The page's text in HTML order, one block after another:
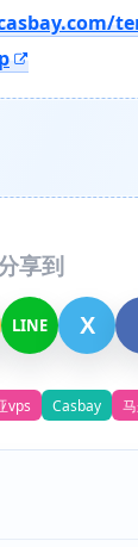
享到
LINE X
vps Casbay